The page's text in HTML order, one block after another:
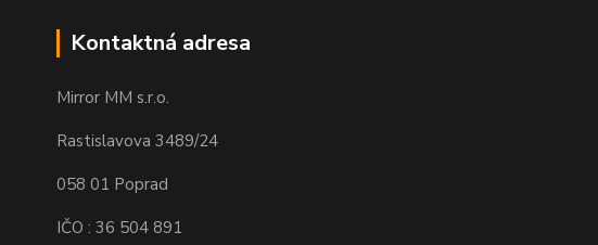
Kontaktná adresa
Mirror MM s.r.o.
Rastislavova 3489/24
058 01 Poprad
IČO : 36 504 891